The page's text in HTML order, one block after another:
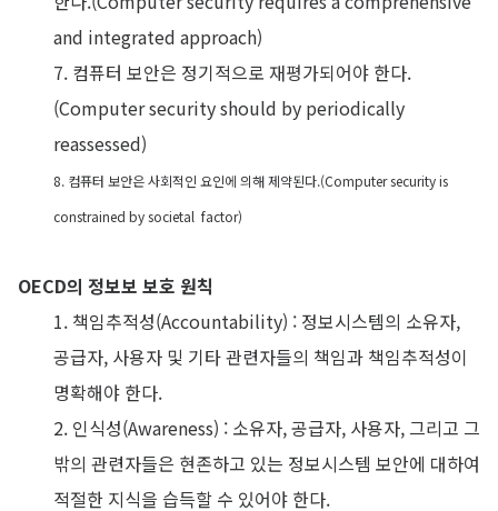
and integrated approach)
7. 컴퓨터 보안은 정기적으로 재평가되어야 한다.
(Computer security should by periodically
reassessed)
8. 컴퓨터 보안은 사회적인 요인에 의해 제약된다.(Computer security is
constrained by societal factor)
OECD의 정보보 보호 원칙
1. 책임추적성(Accountability) : 정보시스템의 소유자,
공급자, 사용자 및 기타 관련자들의 책임과 책임추적성이
명확해야 한다.
2. 인식성(Awareness) : 소유자, 공급자, 사용자, 그리고 그
밖의 관련자들은 현존하고 있는 정보시스템 보안에 대하여
적절한 지식을 습득할 수 있어야 한다.